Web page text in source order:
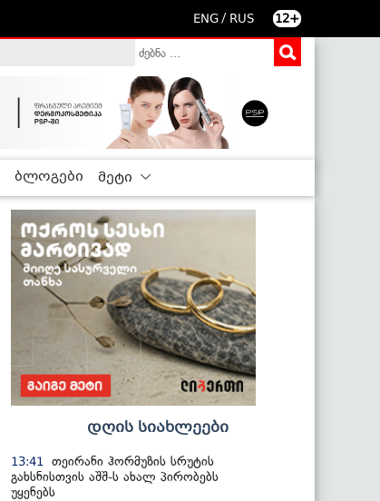
ENG / RUS 12+
ბლოგები მეტი
დღის სიახლეები
13:41
თეირანი ჰორმუზის სრუტის
გახსნისთვის აშშ-ს ახალ პირობებს
უყენებს